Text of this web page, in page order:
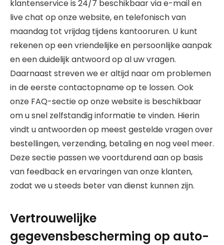
klantenservice is 24/7 beschikbaar via e-mail en
live chat op onze website, en telefonisch van
maandag tot vrijdag tijdens kantooruren. U kunt
rekenen op een vriendelijke en persoonlijke aanpak
en een duidelijk antwoord op al uw vragen.
Daarnaast streven we er altijd naar om problemen
in de eerste contactopname op te lossen. Ook
onze FAQ-sectie op onze website is beschikbaar
om u snel zelfstandig informatie te vinden. Hierin
vindt u antwoorden op meest gestelde vragen over
bestellingen, verzending, betaling en nog veel meer.
Deze sectie passen we voortdurend aan op basis
van feedback en ervaringen van onze klanten,
zodat we u steeds beter van dienst kunnen zijn.
Vertrouwelijke
gegevensbescherming op auto-